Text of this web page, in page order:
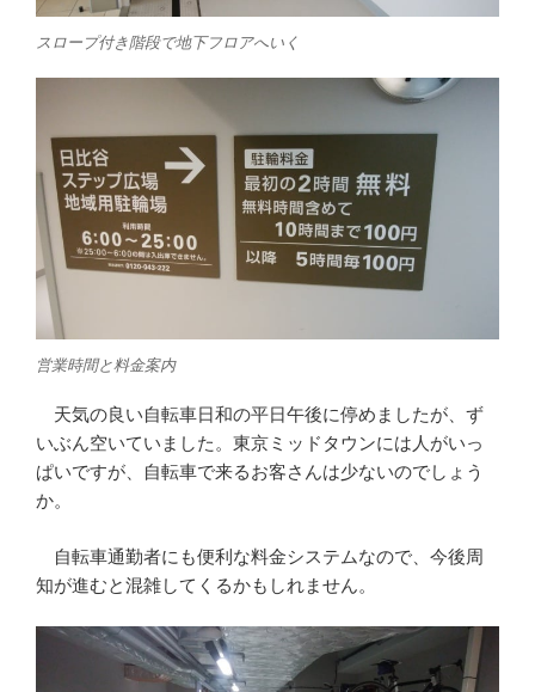
スロープ付き階段で地下フロアへいく
営業時間と料金案内
天気の良い自転車日和の平日午後に停めましたが、ず
いぶん空いていました。東京ミッドタウンには人がいっ
ぱいですが、自転車で来るお客さんは少ないのでしょう
か。
自転車通勤者にも便利な料金システムなので、今後周
知が進むと混雑してくるかもしれません。